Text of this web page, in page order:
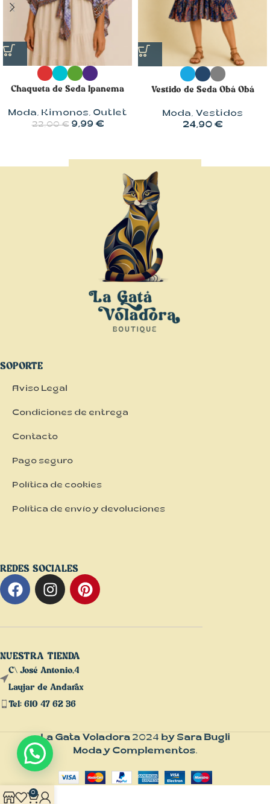
Chaqueta de Seda Ipanema
Moda, Kimonos, Outlet
22,00€ 9,99 €
Vestido de Seda Obá Obá
Moda, Vestidos
24,90 €
SOPORTE
Aviso Legal
Condiciones de entrega
Contacto
Pago seguro
Política de cookies
Política de envío y devoluciones
REDES SOCIALES
NUESTRA TIENDA
C\ José Antonio,4
Laujar de Andarax
Tel: 610 47 62 36
La Gata Voladora 2024 by Sara Bugli
Moda y Complementos.
0